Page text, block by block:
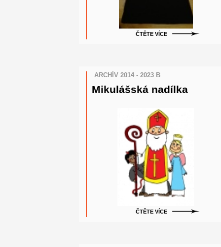
ČTĚTE VÍCE
ARCHÍV 2014 - 2023 B
Mikulášská nadílka
ČTĚTE VÍCE